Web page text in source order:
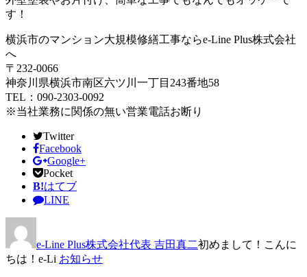
す！
横浜市のマンション大規模修繕工事ならe-Line Plus株式会社
へ
〒232-0066
神奈川県横浜市南区六ツ川一丁目243番地58
TEL：090-2303-0092
※当社業務に関係の無い営業電話お断り
Twitter
Facebook
Google+
Pocket
B!はてブ
LINE
e-Line Plus株式会社代表 吉田真二初めまして！こんに
ちは！e-Li お知らせ